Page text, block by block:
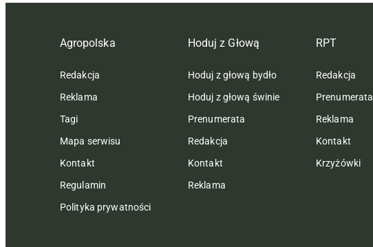
Agropolska
Redakcja
Reklama
Tagi
Mapa serwisu
Kontakt
Regulamin
Polityka prywatności
Hoduj z Głową
Hoduj z głową bydło
Hoduj z głową świnie
Prenumerata
Redakcja
Kontakt
Reklama
RPT
Redakcja
Prenumerata
Reklama
Kontakt
Krzyżówki